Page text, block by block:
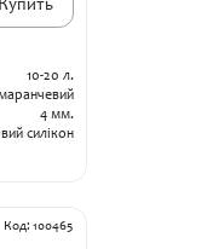
Купить
10-20 л.
4 мм.
силікон
Код: 100465